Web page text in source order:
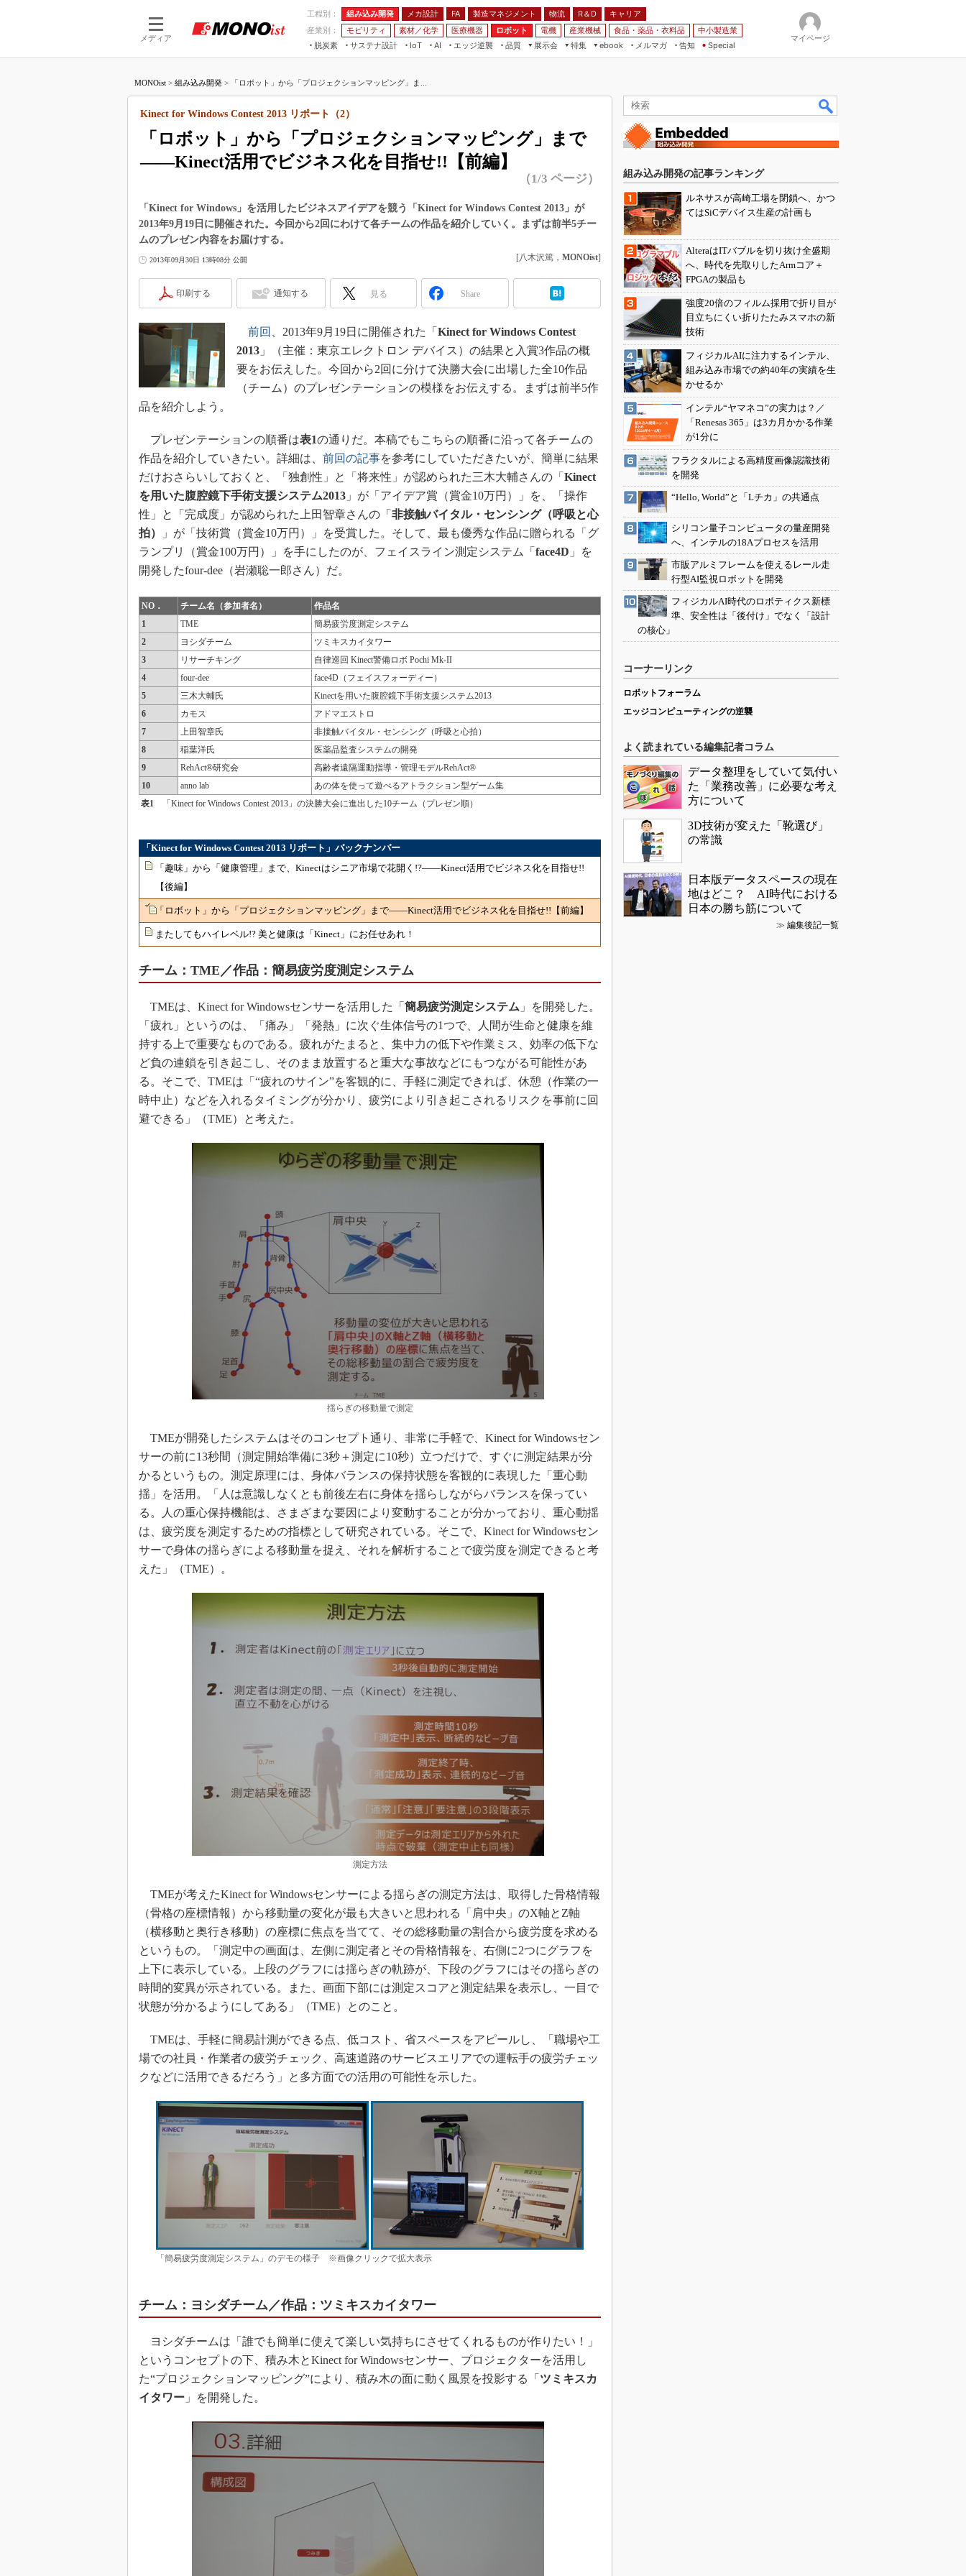
メディア
工程別： 組み込み開発 メカ設計 FA 製造マネジメント 物流 R＆D
キャリア
産業別：
モビリティ 素材／化学 医療機器 ロボット 電機 産業機械 食品・薬品・衣料品
中小製造業
脱炭素
サステナ設計
IoT
つながる工場
つながるサービス
AI
AI×設備保全
Physical AI
エッジ逆襲 品質
展示会
JIMTOF
IIFES
国際ロボット展
TECHNO-FRONTIER
人テク展
日本ものづくりワールド
産業オープンネット展
特集
つながるクルマ
フィールドサービス
FPGA
組み込みモデリング
3Dプリンタ
デジタルツインとCAE
S＆OP
インダストリー4.0
製造業ビッグデータ
メイドインジャパン
植物工場
知財マネジメント
海外生産
グローバル設計・開発
ebook
モビリティ
素材／化学
メルマガ
告知 Special
マイページ
MONOist > 組み込み開発 > 「ロボット」から「プロジェクションマッピング」ま...
「ロボット」から「プロジェクションマッピング」まで
――Kinect活用でビジネス化を目指せ!!【前編】
Kinect for Windows Contest 2013 リポート（2）
（1/3 ページ）
「Kinect for Windows」を活用したビジネスアイデアを競う「Kinect for Windows Contest 2013」が
2013年9月19日に開催された。今回から2回にわけて各チームの作品を紹介していく。まずは前半5チー
ムのプレゼン内容をお届けする。
2013年09月30日 13時08分 公開 [八木沢篤， MONOist]
印刷する 通知する 見る Share
前回 、2013年9月19日に開催された「 Kinect for Windows Contest
2013 」（主催：東京エレクトロン デバイス）の結果と入賞3作品の概
要をお伝えした。今回から2回に分けて決勝大会に出場した全10作品
（チーム）のプレゼンテーションの模様をお伝えする。まずは前半5作
品を紹介しよう。
プレゼンテーションの順番は表1の通りだ。本稿でもこちらの順番に沿って各チームの
作品を紹介していきたい。詳細は、 前回の記事を参考にしていただきたいが、簡単に結果
だけおさらいしておくと、「独創性」と「将来性」が認められた三木大輔さんの「 Kinect
を用いた腹腔鏡下手術支援システム2013 」が「アイデア賞（賞金10万円）」を、「操作
性」と「完成度」が認められた上田智章さんの「 非接触バイタル・センシング（呼吸と心
拍）
」が「技術賞（賞金10万円）」を受賞した。そして、最も優秀な作品に贈られる「グ
ランプリ（賞金100万円）」を手にしたのが、フェイスライン測定システム「 face4D 」を
開発したfour-dee（岩瀬聡一郎さん）だ。
NO． チーム名（参加者名）
作品名
1
TME
簡易疲労度測定システム
2
ヨシダチーム
ツミキスカイタワー
3
リサーチキング
自律巡回 Kinect警備ロボ Pochi Mk-II
4
four-dee
face4D（フェイスフォーディー）
5
三木大輔氏
Kinectを用いた腹腔鏡下手術支援システム2013
6
カモス
アドマエストロ
7
上田智章氏
非接触バイタル・センシング（呼吸と心拍）
8
稲葉洋氏
医薬品監査システムの開発
9
RehAct®研究会
高齢者遠隔運動指導・管理モデルRehAct®
10
anno lab
あの体を使って遊べるアトラクション型ゲーム集
表1 「Kinect for Windows Contest 2013」の決勝大会に進出した10チーム（プレゼン順）
「Kinect for Windows Contest 2013 リポート」バックナンバー
「趣味」から「健康管理」まで、Kinectはシニア市場で花開く!?――Kinect活用でビジネス化を目指せ!!
【後編】
「ロボット」から「プロジェクションマッピング」まで――Kinect活用でビジネス化を目指せ!!【前編】
またしてもハイレベル!? 美と健康は「Kinect」にお任せあれ！
チーム：TME／作品：簡易疲労度測定システム
TMEは、Kinect for Windowsセンサーを活用した「 簡易疲労測定システム 」を開発した。
「疲れ」というのは、「痛み」「発熱」に次ぐ生体信号の1つで、人間が生命と健康を維
持する上で重要なものである。疲れがたまると、集中力の低下や作業ミス、効率の低下な
ど負の連鎖を引き起こし、そのまま放置すると重大な事故などにもつながる可能性があ
る。そこで、TMEは「“疲れのサイン”を客観的に、手軽に測定できれば、休憩（作業の一
時中止）などを入れるタイミングが分かり、疲労により引き起こされるリスクを事前に回
避できる」（TME）と考えた。
揺らぎの移動量で測定
TMEが開発したシステムはそのコンセプト通り、非常に手軽で、Kinect for Windowsセン
サーの前に13秒間（測定開始準備に3秒＋測定に10秒）立つだけで、すぐに測定結果が分
かるというもの。測定原理には、身体バランスの保持状態を客観的に表現した「重心動
揺」を活用。「人は意識しなくとも前後左右に身体を揺らしながらバランスを保ってい
る。人の重心保持機能は、さまざまな要因により変動することが分かっており、重心動揺
は、疲労度を測定するための指標として研究されている。そこで、Kinect for Windowsセン
サーで身体の揺らぎによる移動量を捉え、それを解析することで疲労度を測定できると考
えた」（TME）。
測定方法
TMEが考えたKinect for Windowsセンサーによる揺らぎの測定方法は、取得した骨格情報
（骨格の座標情報）から移動量の変化が最も大きいと思われる「肩中央」のX軸とZ軸
（横移動と奥行き移動）の座標に焦点を当てて、その総移動量の割合から疲労度を求める
というもの。「測定中の画面は、左側に測定者とその骨格情報を、右側に2つにグラフを
上下に表示している。上段のグラフには揺らぎの軌跡が、下段のグラフにはその揺らぎの
時間的変異が示されている。また、画面下部には測定スコアと測定結果を表示し、一目で
状態が分かるようにしてある」（TME）とのこと。
TMEは、手軽に簡易計測ができる点、低コスト、省スペースをアピールし、「職場や工
場での社員・作業者の疲労チェック、高速道路のサービスエリアでの運転手の疲労チェッ
クなどに活用できるだろう」と多方面での活用の可能性を示した。
「簡易疲労度測定システム」のデモの様子 ※画像クリックで拡大表示
チーム：ヨシダチーム／作品：ツミキスカイタワー
ヨシダチームは「誰でも簡単に使えて楽しい気持ちにさせてくれるものが作りたい！」
というコンセプトの下、積み木とKinect for Windowsセンサー、プロジェクターを活用し
た“プロジェクションマッピング”により、積み木の面に動く風景を投影する「 ツミキスカ
イタワー 」を開発した。
組み込み開発の記事ランキング
ルネサスが高崎工場を閉鎖へ、かつ
てはSiCデバイス生産の計画も
AlteraはITバブルを切り抜け全盛期
へ、時代を先取りしたArmコア＋
FPGAの製品も
強度20倍のフィルム採用で折り目が
目立ちにくい折りたたみスマホの新
技術
フィジカルAIに注力するインテル、
組み込み市場での約40年の実績を生
かせるか
インテル“ヤマネコ”の実力は？／
「Renesas 365」は3カ月かかる作業
が1分に
フラクタルによる高精度画像認識技術
を開発
“Hello, World”と「Lチカ」の共通点
シリコン量子コンピュータの量産開発
へ、インテルの18Aプロセスを活用
市販アルミフレームを使えるレール走
行型AI監視ロボットを開発
フィジカルAI時代のロボティクス新標
準、安全性は「後付け」でなく「設計
の核心」
コーナーリンク
ロボットフォーラム
エッジコンピューティングの逆襲
よく読まれている編集記者コラム
データ整理をしていて気付い
た「業務改善」に必要な考え
方について
3D技術が変えた「靴選び」
の常識
日本版データスペースの現在
地はどこ？ AI時代における
日本の勝ち筋について
≫ 編集後記一覧